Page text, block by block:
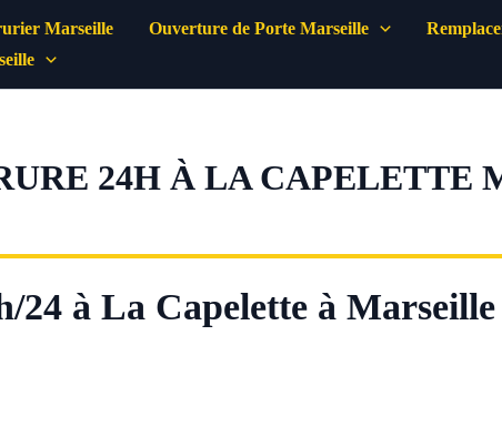
Marseille Ouverture de Porte Marseille
24H À LA CAPELETTE
à La Capelette à Marseille